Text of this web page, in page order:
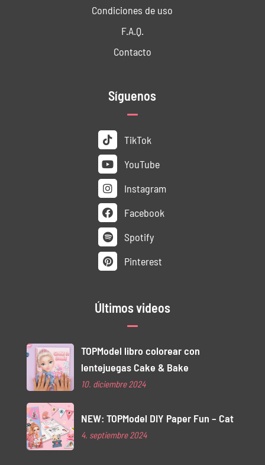
Condiciones de uso
F.A.Q.
Contacto
Síguenos
TikTok
YouTube
Instagram
Facebook
Spotify
Pinterest
Últimos videos
TOPModel libro colorear con
lentejuegas Cake & Bake
10. diciembre 2024
NEW: TOPModel DIY Paper Fun – Cat
4. septiembre 2024